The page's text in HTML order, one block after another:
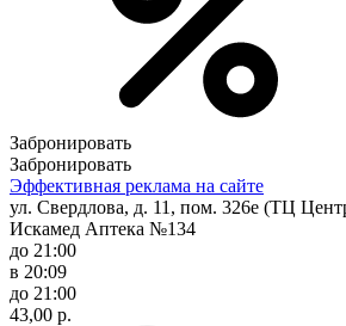
Забронировать
Забронировать
Эффективная реклама на сайте
ул. Свердлова, д. 11, пом. 326е (ТЦ
Искамед Аптека №134
до 21:00
в 20:09
до 21:00
43,00 р.